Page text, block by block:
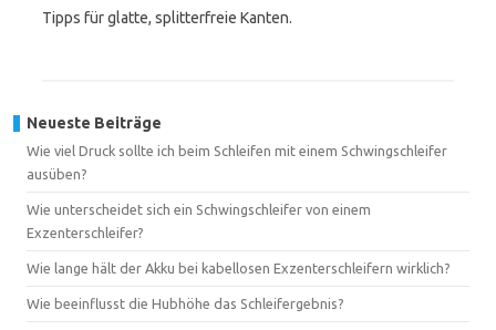
Tipps für glatte, splitterfreie Kanten.
Neueste Beiträge
Wie viel Druck sollte ich beim Schleifen mit einem Schwingschleifer
ausüben?
Wie unterscheidet sich ein Schwingschleifer von einem
Exzenterschleifer?
Wie lange hält der Akku bei kabellosen Exzenterschleifern wirklich?
Wie beeinflusst die Hubhöhe das Schleifergebnis?